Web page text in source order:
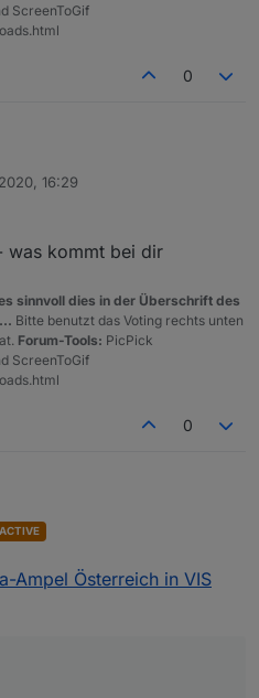
ScreenToGif
0
und nicht Scheibbs
16:29
was kommt bei dir
sinnvoll dies in der Überschrift des
Bitte benutzt das Voting rechts unten
Forum-Tools: PicPick
ScreenToGif
0
- was kommt bei dir
Ampel Österreich in VIS